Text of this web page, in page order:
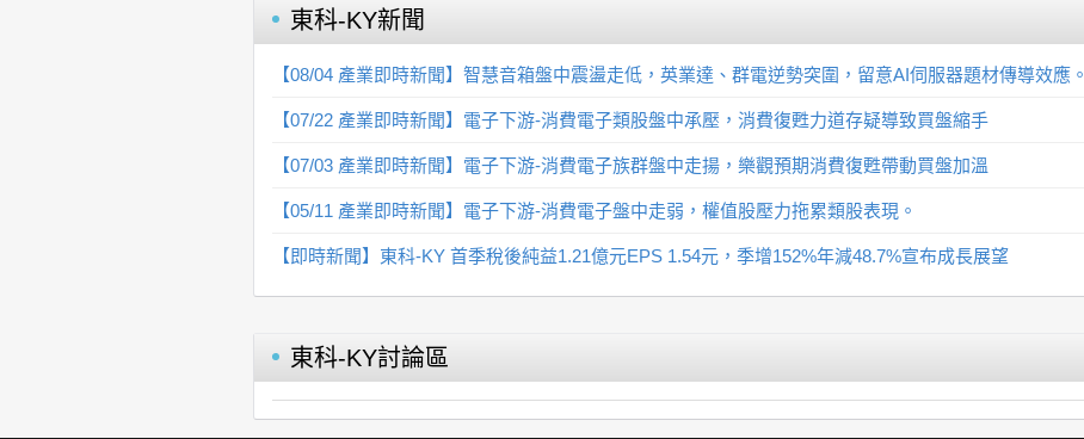
東科-KY新聞
【08/04 產業即時新聞】智慧音箱盤中震盪走低，英業達、群電逆勢突圍，留意AI伺服器題材傳導效應。
【07/22 產業即時新聞】電子下游-消費電子類股盤中承壓，消費復甦力道存疑導致買盤縮手
【07/03 產業即時新聞】電子下游-消費電子族群盤中走揚，樂觀預期消費復甦帶動買盤加溫
【05/11 產業即時新聞】電子下游-消費電子盤中走弱，權值股壓力拖累類股表現。
【即時新聞】東科-KY 首季稅後純益1.21億元EPS 1.54元，季增152%年減48.7%宣布成長展望
東科-KY討論區